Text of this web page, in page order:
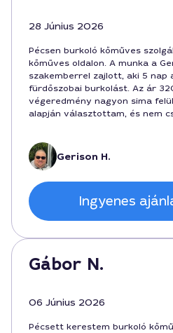
28 Június 2026
Pécsen burkoló kőműves
kőműves oldalon. A munka a
szakemberrel zajlott, aki 5
fürdőszobai burkolást. Az ár
végeredmény nagyon sima
alapján választottam, és nem
Gerison H.
Ingyenes
Gábor N.
06 Június 2026
Pécsett kerestem burkoló